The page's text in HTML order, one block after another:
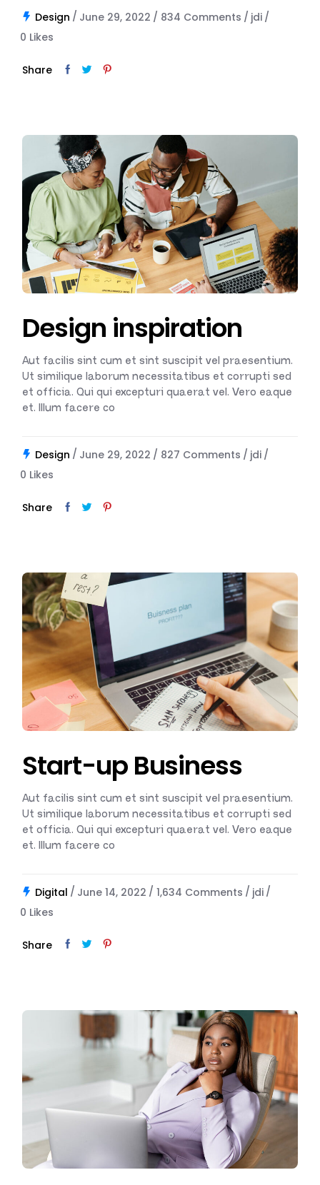
Design June 29, 2022 834 Comments
jdi
0 Likes
Share
Design inspiration
Aut facilis sint cum et sint suscipit vel praesentium.
Ut similique laborum necessitatibus et corrupti sed
et officia. Qui qui excepturi quaerat vel. Vero eaque
et. Illum facere co
Design June 29, 2022 827 Comments
jdi
0 Likes
Share
Start-up Business
Aut facilis sint cum et sint suscipit vel praesentium.
Ut similique laborum necessitatibus et corrupti sed
et officia. Qui qui excepturi quaerat vel. Vero eaque
et. Illum facere co
Digital June 14, 2022 1,634 Comments
jdi
0 Likes
Share